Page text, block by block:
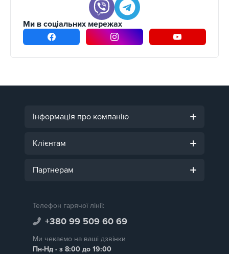
Ми в соціальних мережах
Інформація про компанію
Клієнтам
Партнерам
Телефон гарячої лінії:
+380 99 509 60 69
Ми чекаємо на ваші дзвінки
Пн-Нд - з 8:00 до 19:00